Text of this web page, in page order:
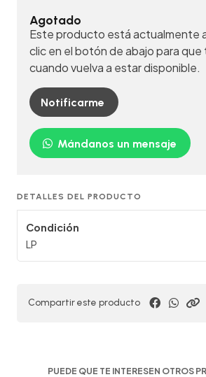
Agotado
Este producto está actualmente
clic en el botón de abajo para que
cuando vuelva a estar disponible.
Notificarme
Mándanos un mensaje
DETALLES DEL PRODUCTO
Condición
LP
Compartir este producto
PUEDE QUE TE INTERESEN OTROS